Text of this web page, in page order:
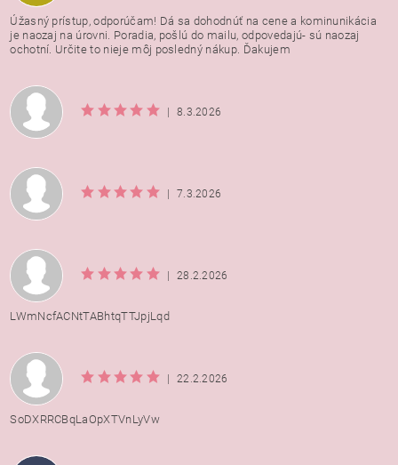
Úžasný prístup, odporúčam! Dá sa dohodnúť na cene a kominunikácia
je naozaj na úrovni. Poradia, pošlú do mailu, odpovedajú- sú naozaj
ochotní. Určite to nieje môj posledný nákup. Ďakujem
8.3.2026
7.3.2026
28.2.2026
LWmNcfACNtTABhtqTTJpjLqd
22.2.2026
SoDXRRCBqLaOpXTVnLyVw